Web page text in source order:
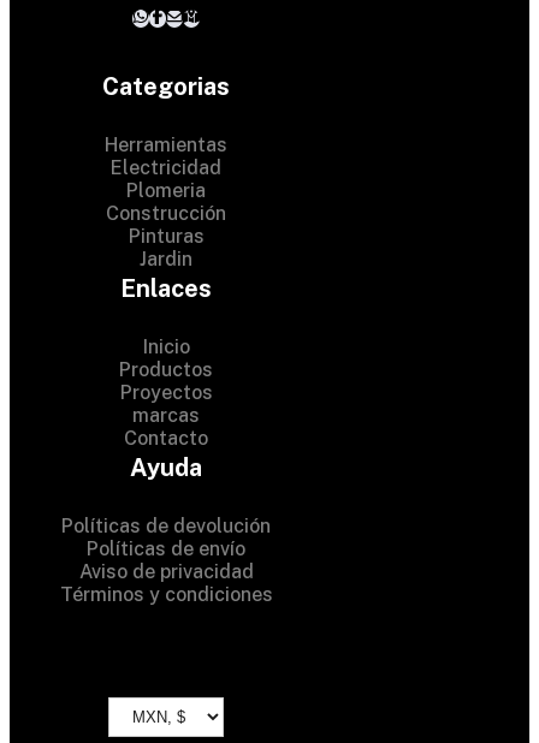
Categorias
Herramientas
Electricidad
Plomeria
Construcción
Pinturas
Jardin
Enlaces
Inicio
Productos
Proyectos
marcas
Contacto
Ayuda
Políticas de devolución
Políticas de envío
Aviso de privacidad
Términos y condiciones